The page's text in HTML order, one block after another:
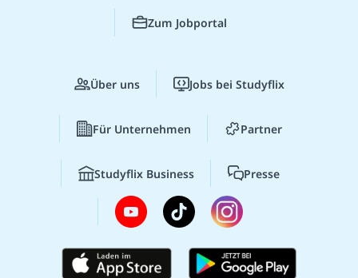
Zum Jobportal
Über uns Jobs bei Studyflix
Für Unternehmen Partner
Studyflix Business Presse